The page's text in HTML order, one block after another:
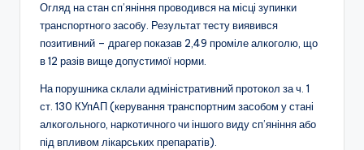
Огляд на стан сп’яніння проводився на місці зупинки
транспортного засобу. Результат тесту виявився
позитивний – драгер показав 2,49 проміле алкоголю, що
в 12 разів вище допустимої норми.
На порушника склали адміністративний протокол за ч. 1
ст. 130 КУпАП (керування транспортним засобом у стані
алкогольного, наркотичного чи іншого виду сп’яніння або
під впливом лікарських препаратів).